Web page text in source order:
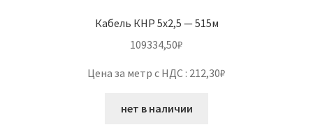
Кабель КНР 5х2,5 — 515м
109334,50₽
Цена за метр с НДС : 212,30₽
нет в наличии